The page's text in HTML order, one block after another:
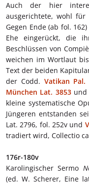
Auch der hier
ausgerichtete, wohl für
Gegen Ende (ab fol.
Ehe eingerückt, die
Beschlüssen von
weichen im Wortlaut
Text der beiden
der Codd. Vatikan
München Lat. 3853und
kleine systematische
Jüngeren entstanden
Lat. 2796, fol. 252v und
tradiert wird, Collectio
176r-180v
Karolingischer Sermo
(ed. W. Scherer, Eine